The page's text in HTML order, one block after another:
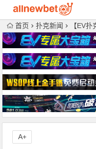
首页 扑克新闻 【EV扑克
A+